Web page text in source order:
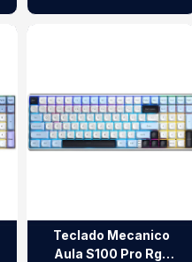
Teclado Mecanico
Aula S100 Pro Rgb